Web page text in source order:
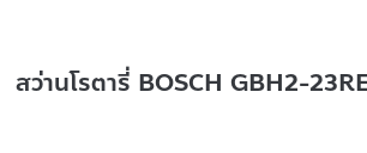
สว่านโรตารี่ BOSCH GBH2-